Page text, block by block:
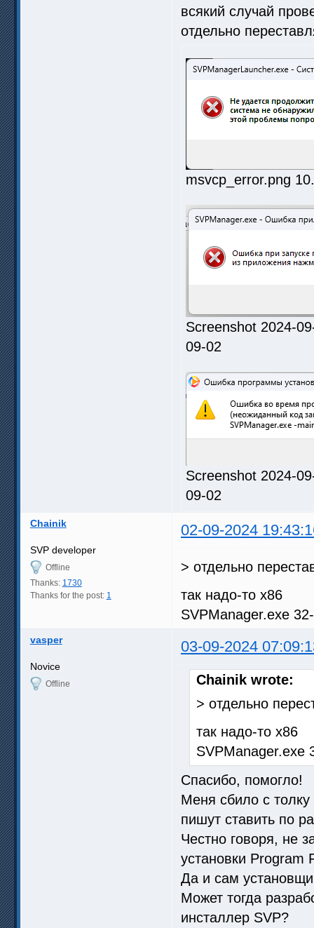
всякий случай
отдельно
msvcp_error.png
Screenshot 2024-
09-02
Screenshot 2024-
09-02
Chainik 02-09-2024
SVP developer
Offline
Thanks: 1730
Thanks for the post: 1
> отдельно
так надо-то x86
SVPManager.exe
vasper 03-09-2024
Novice
Offline
Chainik wrote:
> отдельно
так надо-то x86
SVPManager.exe
Спасибо, помогло!
Меня сбило с толку
пишут ставить по
Честно говоря, не
установки Program
Да и сам
Может тогда
инсталлер SVP?